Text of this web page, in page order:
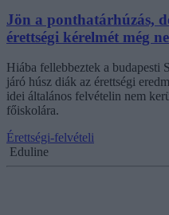
Jön a ponthatárhúzás,
érettségi kérelmét még
Hiába fellebbeztek a budapesti
járó húsz diák az érettségi
idei általános felvételin nem
főiskolára.
Érettségi-felvételi
Eduline